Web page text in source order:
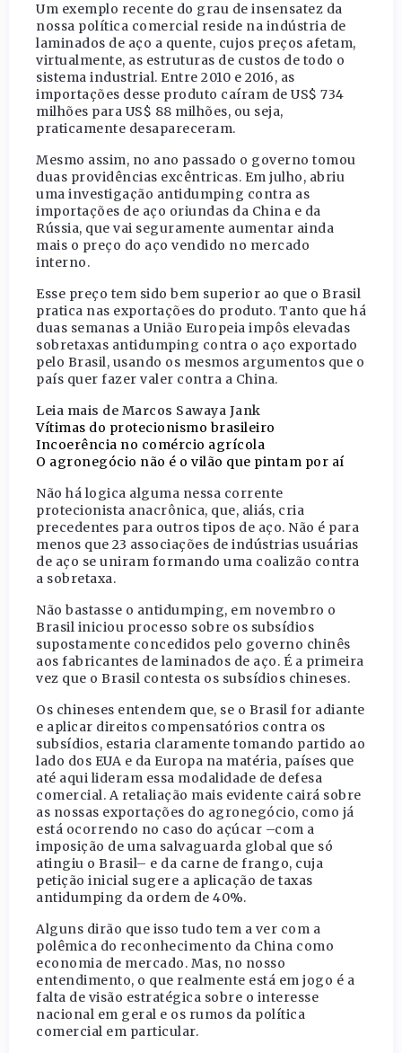
Um exemplo recente do grau de insensatez da
nossa política comercial reside na indústria de
laminados de aço a quente, cujos preços afetam,
virtualmente, as estruturas de custos de todo o
sistema industrial. Entre 2010 e 2016, as
importações desse produto caíram de US$ 734
milhões para US$ 88 milhões, ou seja,
praticamente desapareceram.
Mesmo assim, no ano passado o governo tomou
duas providências excêntricas. Em julho, abriu
uma investigação antidumping contra as
importações de aço oriundas da China e da
Rússia, que vai seguramente aumentar ainda
mais o preço do aço vendido no mercado
interno.
Esse preço tem sido bem superior ao que o Brasil
pratica nas exportações do produto. Tanto que há
duas semanas a União Europeia impôs elevadas
sobretaxas antidumping contra o aço exportado
pelo Brasil, usando os mesmos argumentos que o
país quer fazer valer contra a China.
Leia mais de Marcos Sawaya Jank
Vítimas do protecionismo brasileiro
Incoerência no comércio agrícola
O agronegócio não é o vilão que pintam por aí
Não há logica alguma nessa corrente
protecionista anacrônica, que, aliás, cria
precedentes para outros tipos de aço. Não é para
menos que 23 associações de indústrias usuárias
de aço se uniram formando uma coalizão contra
a sobretaxa.
Não bastasse o antidumping, em novembro o
Brasil iniciou processo sobre os subsídios
supostamente concedidos pelo governo chinês
aos fabricantes de laminados de aço. É a primeira
vez que o Brasil contesta os subsídios chineses.
Os chineses entendem que, se o Brasil for adiante
e aplicar direitos compensatórios contra os
subsídios, estaria claramente tomando partido ao
lado dos EUA e da Europa na matéria, países que
até aqui lideram essa modalidade de defesa
comercial. A retaliação mais evidente cairá sobre
as nossas exportações do agronegócio, como já
está ocorrendo no caso do açúcar –com a
imposição de uma salvaguarda global que só
atingiu o Brasil– e da carne de frango, cuja
petição inicial sugere a aplicação de taxas
antidumping da ordem de 40%.
Alguns dirão que isso tudo tem a ver com a
polêmica do reconhecimento da China como
economia de mercado. Mas, no nosso
entendimento, o que realmente está em jogo é a
falta de visão estratégica sobre o interesse
nacional em geral e os rumos da política
comercial em particular.